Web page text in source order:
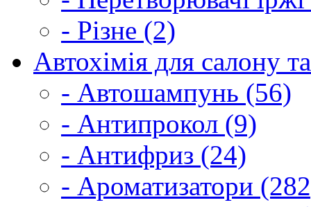
- Різне (2)
Автохімія для салону
- Автошампунь (56)
- Антипрокол (9)
- Антифриз (24)
- Ароматизатори